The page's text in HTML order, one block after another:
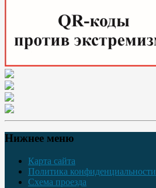
Нижнее меню
Карта сайта
Политика конфиденциальности
Схема проезда